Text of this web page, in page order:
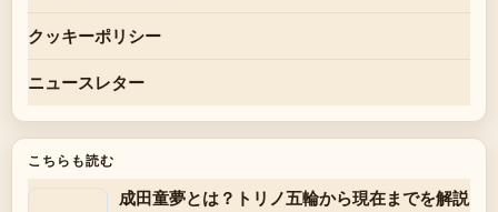
クッキーポリシー
ニュースレター
こちらも読む
成田童夢とは？トリノ五輪から現在までを解説